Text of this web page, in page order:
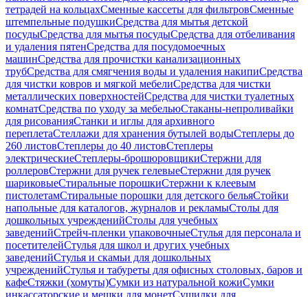
тетрадей на кольцахСменные кассеты для фильтровСменные
штемпельные подушкиСредства для мытья детской
посудыСредства для мытья посудыСредства для отбеливания
и удаления пятенСредства для посудомоечных
машинСредства для прочистки канализационных
трубСредства для смягчения воды и удаления накипиСредства
для чистки ковров и мягкой мебелиСредства для чистки
металлических поверхностейСредства для чистки туалетных
комнатСредства по уходу за мебельюСтаканы-непроливайки
для рисованияСтанки и иглы для архивного
переплетаСтеллажи для хранения бутылей водыСтеплеры до
260 листовСтеплеры до 40 листовСтеплеры
электрическиеСтеплеры-брошюровщикиСтержни для
роллеровСтержни для ручек гелевыеСтержни для ручек
шариковыеСтиральные порошкиСтержни к клеевым
пистолетамСтиральные порошки для детского бельяСтойки
напольные для каталогов, журналов и рекламыСтолы для
дошкольных учрежденийСтолы для учебных
заведенийСтрейч-пленки упаковочныеСтулья для персонала и
посетителейСтулья для школ и других учебных
заведенийСтулья и скамьи для дошкольных
учрежденийСтулья и табуреты для офисных столовых, баров и
кафеСтяжки (хомуты)Сумки из натуральной кожиСумки
инкассаторские и мешки для монетСушилки для